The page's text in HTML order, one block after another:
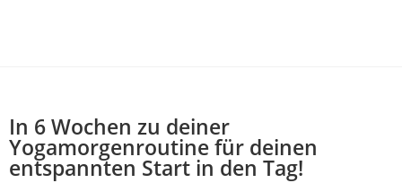
In 6 Wochen zu deiner
Yogamorgenroutine für deinen
entspannten Start in den Tag!